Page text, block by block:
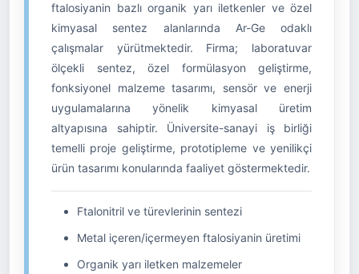
ftalosiyanin bazlı organik yarı iletkenler ve özel
kimyasal sentez alanlarında Ar-Ge odaklı
çalışmalar yürütmektedir. Firma; laboratuvar
ölçekli sentez, özel formülasyon geliştirme,
fonksiyonel malzeme tasarımı, sensör ve enerji
uygulamalarına yönelik kimyasal üretim
altyapısına sahiptir. Üniversite-sanayi iş birliği
temelli proje geliştirme, prototipleme ve yenilikçi
ürün tasarımı konularında faaliyet göstermektedir.
Ftalonitril ve türevlerinin sentezi
Metal içeren/içermeyen ftalosiyanin üretimi
Organik yarı iletken malzemeler